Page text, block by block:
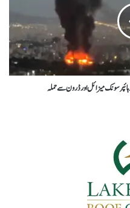
سونک میزائل اور ڈرون سے حملہ